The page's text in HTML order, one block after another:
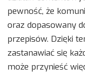
pewność, że
oraz dopasowany
przepisów. Dzięki
zastanawiać się
może przynieść